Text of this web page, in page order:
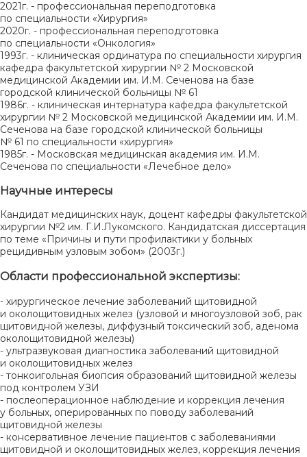
2021г. - профессиональная переподготовка
по специальности «Хирургия»
2020г. - профессиональная переподготовка
по специальности «Онкология»
1993г. - клиническая ординатура по специальности хирургия
кафедра факультетской хирургии № 2 Московской
медицинской Академии им. И.М. Сеченова на базе
городской клинической больницы № 61
1986г. - клиническая интернатура кафедра факультетской
хирургии № 2 Московской медицинской Академии им. И.М.
Сеченова на базе городской клинической больницы
№ 61 по специальности «хирургия»
1985г. - Московская медицинская академия им. И.М.
Сеченова по специальности «Лечебное дело»
Научные интересы
Кандидат медицинских наук, доцент кафедры факультетской
хирургии №2 им. Г.И.Лукомского. Кандидатская диссертация
по теме «Причины и пути профилактики у больных
рецидивным узловым зобом» (2003г.)
Области профессиональной экспертизы:
- хирургическое лечение заболеваний щитовидной
и околощитовидных желез (узловой и многоузловой зоб, рак
щитовидной железы, диффузный токсический зоб, аденома
околощитовидной железы)
- ультразвуковая диагностика заболеваний щитовидной
и околощитовидных желез
- тонкоигольная биопсия образований щитовидной железы
под контролем УЗИ
- послеоперационное наблюдение и коррекция лечения
у больных, оперированных по поводу заболеваний
щитовидной железы
- консервативное лечение пациентов с заболеваниями
щитовидной и околощитовидных желез, коррекция лечения